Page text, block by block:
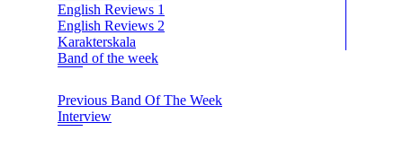
English Reviews 1
English Reviews 2
Karakterskala
Band of the week
Previous Band Of The Week
Interview